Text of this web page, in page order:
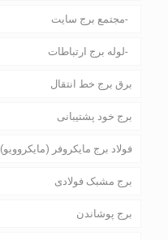
مجتمع برج سایت
لوله برج ارتباطات
برق برج خط انتقال
برج خود پشتیبانی
فولاد برج مایکروفر (مایکروویو)
برج مشبک فولادی
برج پوشاندن